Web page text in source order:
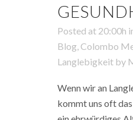
Posted at 20:00h
Blog, Colombo
Langlebigkeit by
Wenn wir an
kommt uns oft